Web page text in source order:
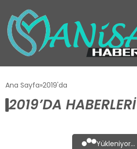
EĞITIM
Ana Sayfa 2019'da
2019’DA HABERLERI
Yükleniyor...